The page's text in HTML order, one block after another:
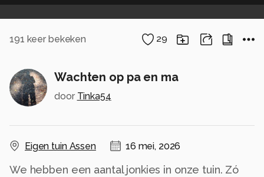
191 keer bekeken 29
Wachten op pa en ma
door Tinka54
Eigen tuin Assen 16 mei, 2026
We hebben een aantal jonkies in onze tuin. Zó